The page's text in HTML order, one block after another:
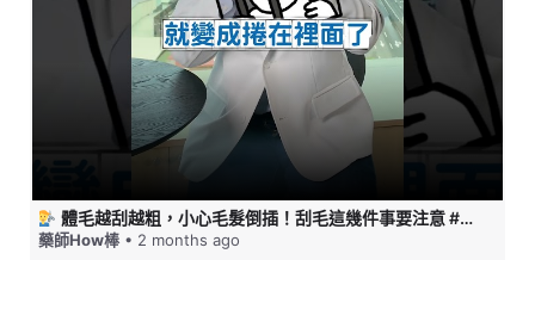
體毛越刮越粗，小心毛髮倒插！刮毛這幾件事要注意 #藥師HOW棒
藥師How棒 • 2 months ago